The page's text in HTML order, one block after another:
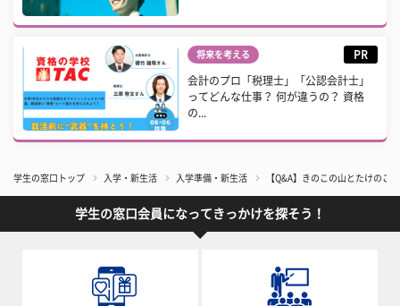
将来を考える PR
会計のプロ「税理士」「公認会計士」
ってどんな仕事？ 何が違うの？ 資格
の...
学生の窓口トップ 入学・新生活 入学準備・新生活 【Q&A】きのこの山とたけのこ
学生の窓口会員になってきっかけを探そう！